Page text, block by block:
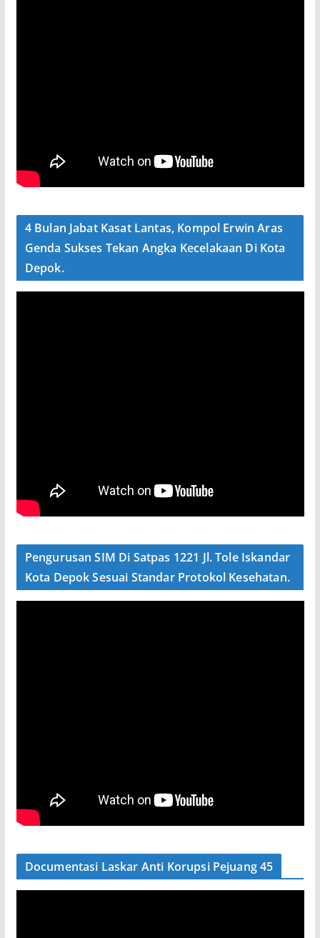
4 Bulan Jabat Kasat Lantas, Kompol Erwin Aras
Genda Sukses Tekan Angka Kecelakaan Di Kota
Depok.
Pengurusan SIM Di Satpas 1221 Jl. Tole Iskandar
Kota Depok Sesuai Standar Protokol Kesehatan.
Documentasi Laskar Anti Korupsi Pejuang 45